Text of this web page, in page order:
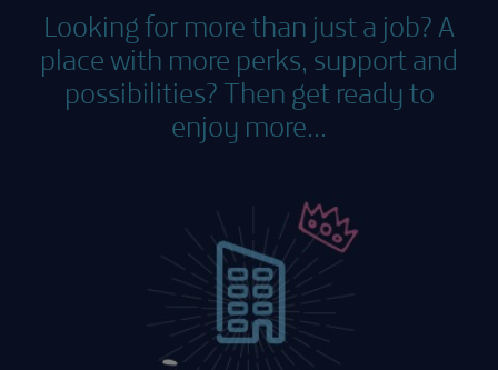
Looking for more than just a job? A
place with more perks, support and
possibilities? Then get ready to
enjoy more...